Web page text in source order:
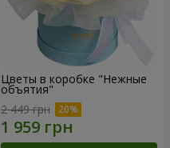
Цветы в коробке "Нежные
объятия"
2 449 грн